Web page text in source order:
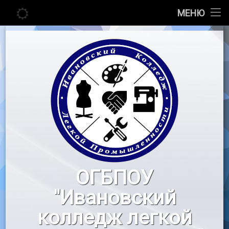
МЕНЮ
Главная
Педагогу
Воспитательная работа
«Профессионалы»
Перейти
ОГБПОУ
"Ивановский
колледж легкой